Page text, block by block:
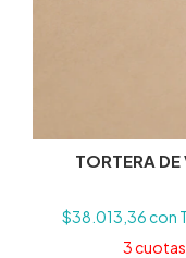
TORTERA
$38.013,36con
3cuotas